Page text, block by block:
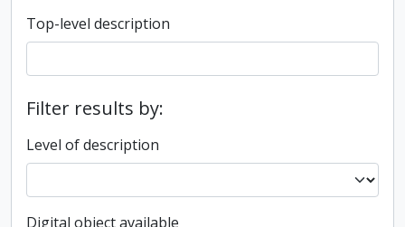
Top-level description
Filter results by:
Level of description
Digital object available